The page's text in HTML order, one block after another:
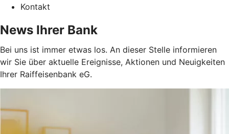
Kontakt
News Ihrer Bank
Bei uns ist immer etwas los. An dieser Stelle informieren
wir Sie über aktuelle Ereignisse, Aktionen und Neuigkeiten
Ihrer Raiffeisenbank eG.